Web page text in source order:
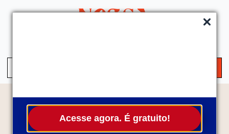
Acesse agora. É gratuito!
Temas